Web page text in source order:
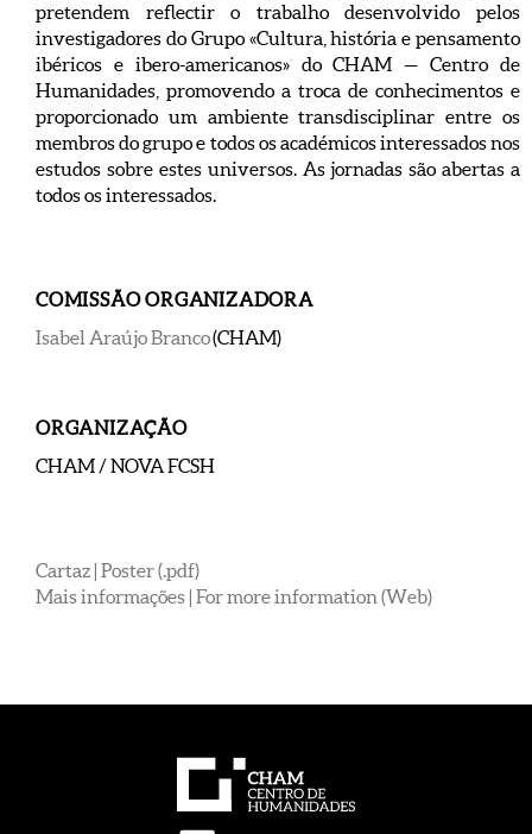
pretendem reflectir o trabalho desenvolvido pelos
investigadores do Grupo «Cultura, história e pensamento
ibéricos e ibero-americanos» do CHAM — Centro de
Humanidades, promovendo a troca de conhecimentos e
proporcionado um ambiente transdisciplinar entre os
membros do grupo e todos os académicos interessados nos
estudos sobre estes universos. As jornadas são abertas a
todos os interessados.
COMISSÃO ORGANIZADORA
Isabel Araújo Branco(CHAM)
ORGANIZAÇÃO
CHAM / NOVA FCSH
Cartaz | Poster (.pdf)
Mais informações | For more information (Web)